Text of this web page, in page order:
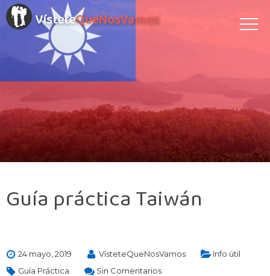
VísteteQueNosVamos
Guía práctica Taiwán
24 mayo, 2019 VísteteQueNosVamos
Info útil
Guía Práctica
Sin Comentarios